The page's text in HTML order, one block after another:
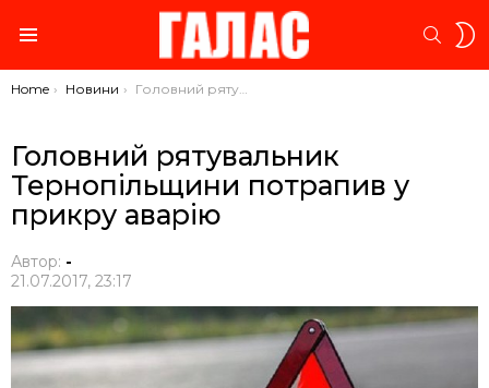
You are here:
Home Новини Головний рятувальник Тернопільщини потрапив у прикру аварію
Головний рятувальник
Тернопільщини потрапив у
прикру аварію
Автор: -
21.07.2017, 23:17